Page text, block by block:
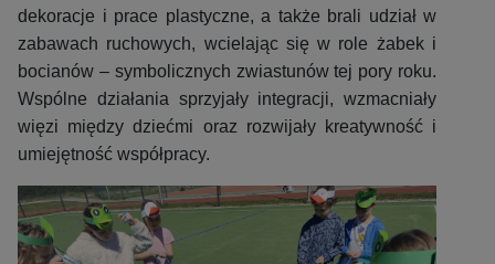
dekoracje i prace plastyczne, a także brali udział w
zabawach ruchowych, wcielając się w role żabek i
bocianów – symbolicznych zwiastunów tej pory roku.
Wspólne działania sprzyjały integracji, wzmacniały
więzi między dziećmi oraz rozwijały kreatywność i
umiejętność współpracy.